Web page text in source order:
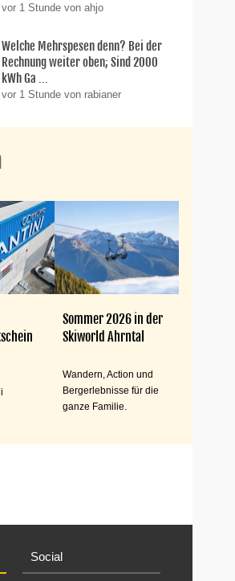
vor 1 Stunde von ahjo
Welche Mehrspesen denn? Bei der
Rechnung weiter oben; Sind 2000
kWh Ga ...
vor 1 Stunde von rabianer
Sommer 2026 in der
Skiworld Ahrntal
Wandern, Action und
Bergerlebnisse für die
ganze Familie.
Social